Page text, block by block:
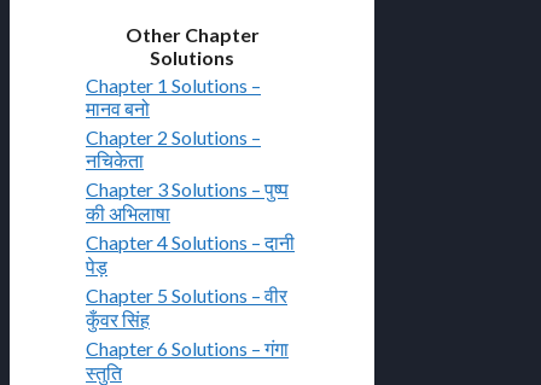
Other Chapter
Solutions
Chapter 1 Solutions –
मानव बनो
Chapter 2 Solutions –
नचिकेता
Chapter 3 Solutions – पुष्प
की अभिलाषा
Chapter 4 Solutions – दानी
पेड़
Chapter 5 Solutions – वीर
कुँवर सिंह
Chapter 6 Solutions – गंगा
स्तुति